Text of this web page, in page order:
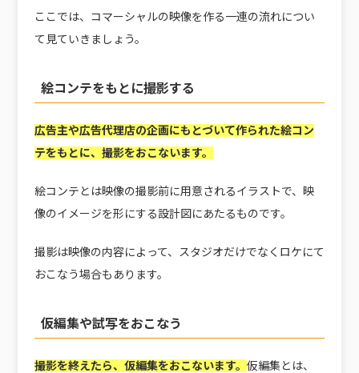
ここでは、コマーシャルの映像を作る一連の流れについ
て見ていきましょう。
絵コンテをもとに撮影する
広告主や広告代理店の企画にもとづいて作られた絵コン
テをもとに、撮影をおこないます。
絵コンテとは映像の撮影前に用意されるイラストで、映
像のイメージを形にする設計図にあたるものです。
撮影は映像の内容によって、スタジオだけでなくロケにて
おこなう場合もあります。
仮編集や試写をおこなう
撮影を終えたら、仮編集をおこないます。 仮編集とは、